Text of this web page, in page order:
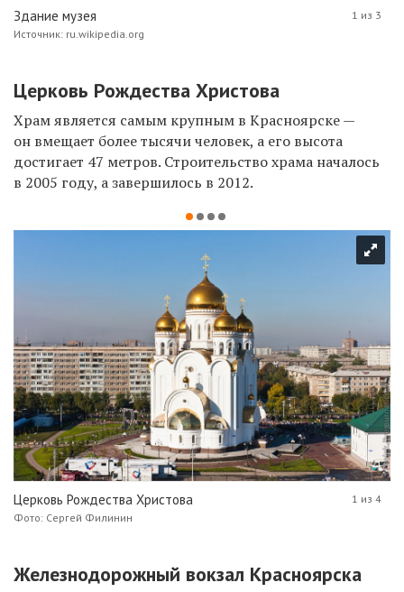
Здание музея
Источник: ru.wikipedia.org
1 из 3
Церковь Рождества Христова
Храм является самым крупным в Красноярске —
он вмещает более тысячи человек, а его высота
достигает 47 метров. Строительство храма началось
в 2005 году, а завершилось в 2012.
Церковь Рождества Христова
Фото: Сергей Филинин
1 из 4
Железнодорожный вокзал Красноярска